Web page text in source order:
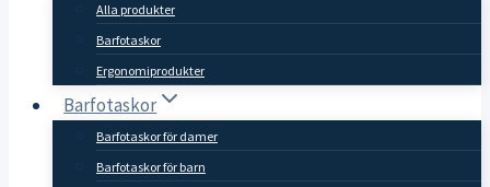
Alla produkter
Barfotaskor
Ergonomiprodukter
Barfotaskor
Barfotaskor för damer
Barfotaskor för barn